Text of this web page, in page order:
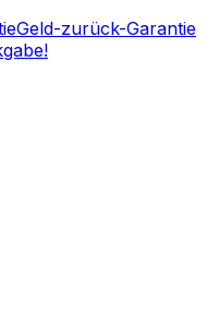
Geld-zurück-Garantie